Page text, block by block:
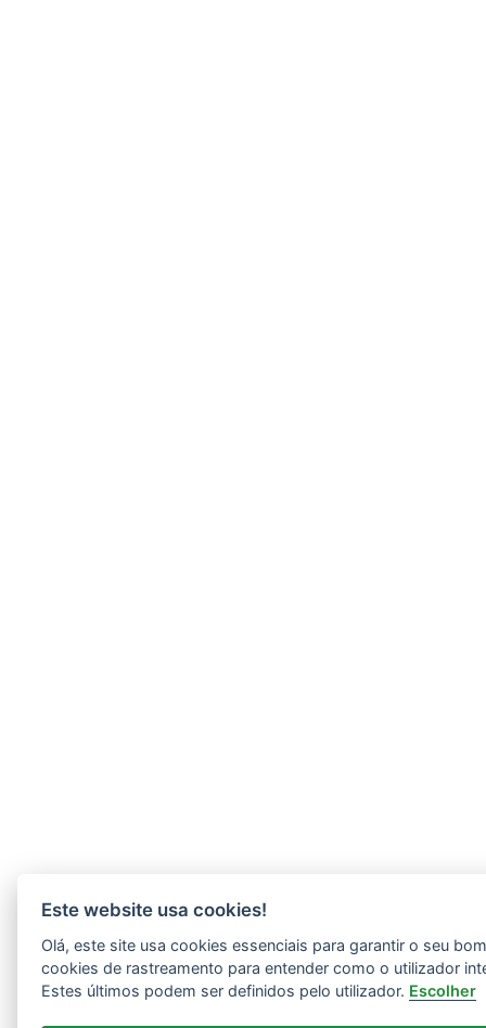
Este website usa cookies!
Olá, este site usa cookies essenciais para garantir o seu
cookies de rastreamento para entender como o utilizador
Estes últimos podem ser definidos pelo utilizador. Escolher